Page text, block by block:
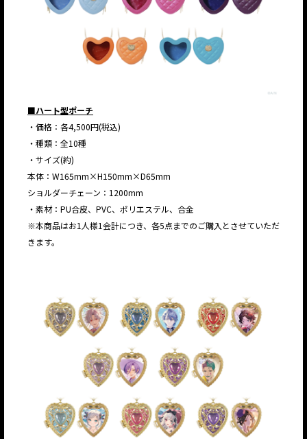
■ハート型ポーチ
・価格：各4,500円(税込)
・種類：全10種
・サイズ(約)
本体：W165mm×H150mm×D65mm
ショルダーチェーン：1200mm
・素材：PU合皮、PVC、ポリエステル、合金
※本商品はお1人様1会計につき、各5点までのご購入とさせていただ
きます。